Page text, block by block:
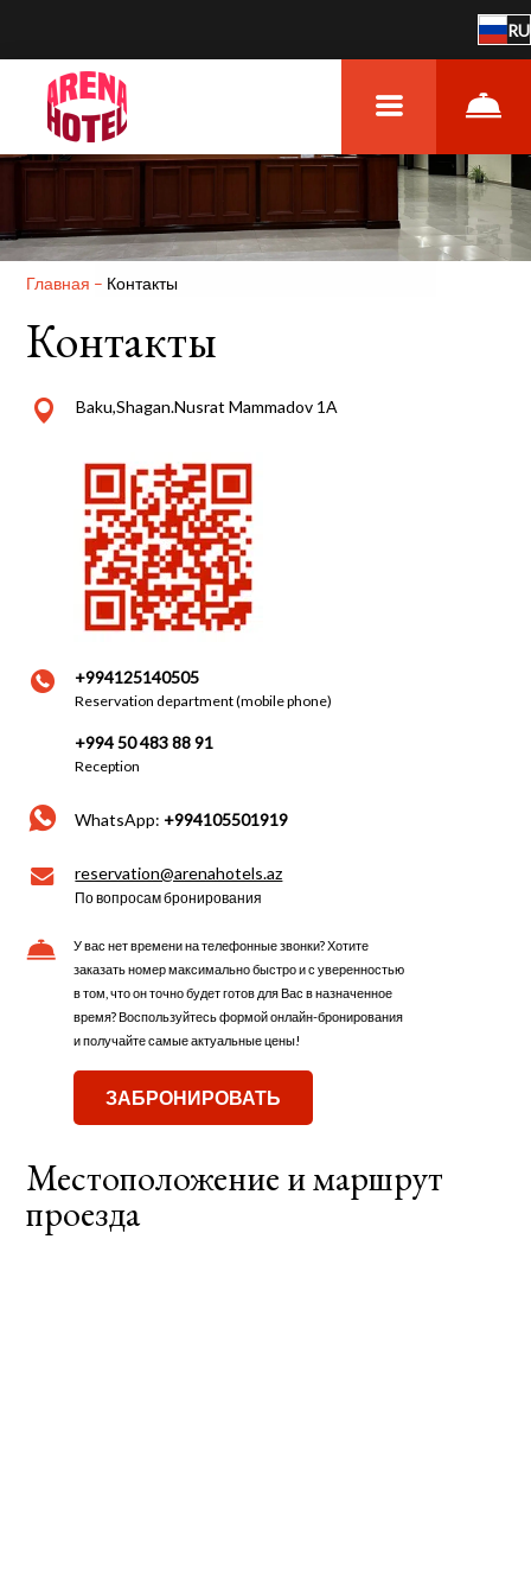
RU
Главная – Контакты
Контакты
Baku,Shagan.Nusrat Mammadov 1A
+994125140505
Reservation department (mobile phone)
+994 50 483 88 91
Reception
WhatsApp: +994105501919
reservation@arenahotels.az
По вопросам бронирования
У вас нет времени на телефонные звонки? Хотите
заказать номер максимально быстро и с уверенностью
в том, что он точно будет готов для Вас в назначенное
время? Воспользуйтесь формой онлайн-бронирования
и получайте самые актуальные цены!
ЗАБРОНИРОВАТЬ
Местоположение и маршрут
проезда